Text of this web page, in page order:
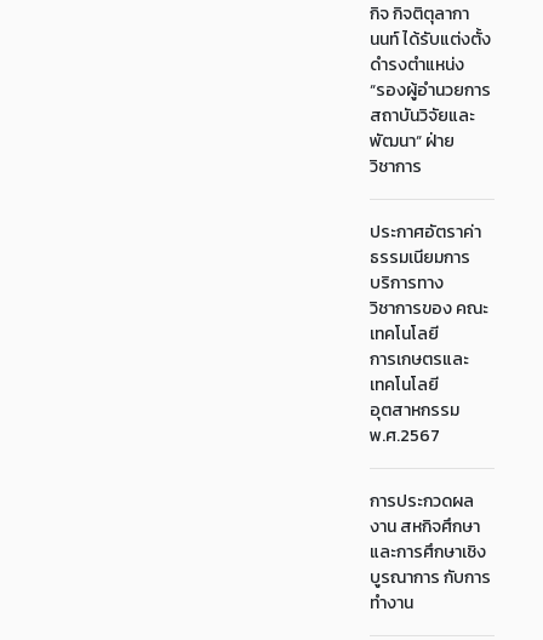
กิจ กิจติตุลากา
นนท์ ได้รับแต่งตั้ง
ดำรงตำแหน่ง
“รองผู้อำนวยการ
สถาบันวิจัยและ
พัฒนา“ ฝ่าย
วิชาการ
ประกาศอัตราค่า
ธรรมเนียมการ
บริการทาง
วิชาการของ คณะ
เทคโนโลยี
การเกษตรและ
เทคโนโลยี
อุตสาหกรรม
พ.ศ.2567
การประกวดผล
งาน สหกิจศึกษา
และการศึกษาเชิง
บูรณาการ กับการ
ทำงาน